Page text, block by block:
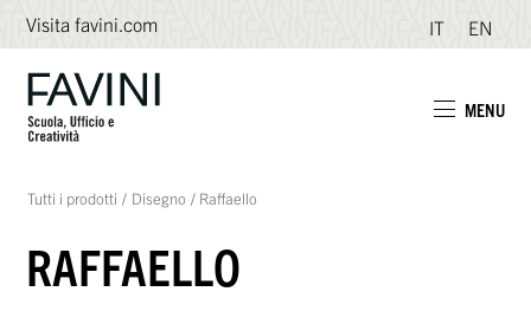
Visita favini.com IT EN
MENU
Tutti i prodotti / Disegno / Raffaello
RAFFAELLO